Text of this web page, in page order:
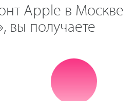
Apple в Москве
вы получаете